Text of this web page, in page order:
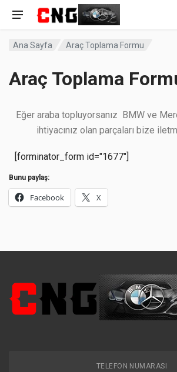
Ana Sayfa Araç Toplama Formu
Araç Toplama
Eğer araba topluyorsanız BMW ve
ihtiyacınız olan parçaları bize
[forminator_form id="1677"]
Bunu paylaş:
Facebook X
TELEFON NUMARASI